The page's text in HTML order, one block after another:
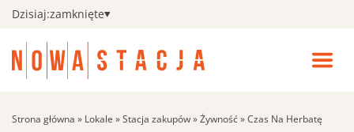
Dzisiaj:zamknięte
Wszystkie sklepy
sklepy
Kino
Strona główna » Lokale »Stacja zakupów»Żywność»Czas Na Herbatę